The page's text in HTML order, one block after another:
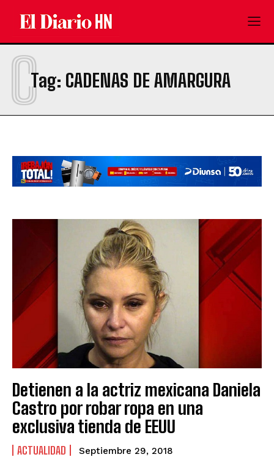
Tag: CADENAS DE AMARGURA
C
Detienen a la actriz mexicana Daniela
Castro por robar ropa en una
exclusiva tienda de EEUU
ACTUALIDAD Septiembre 29, 2018